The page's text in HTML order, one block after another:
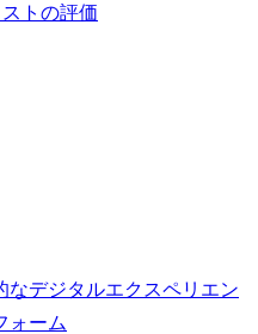
トの評価
なデジタルエクスペリエン
ォーム